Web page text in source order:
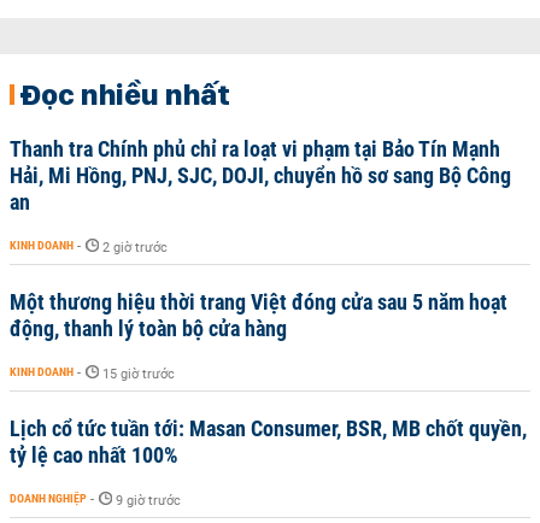
Đọc nhiều nhất
Thanh tra Chính phủ chỉ ra loạt vi phạm tại Bảo Tín Mạnh
Hải, Mi Hồng, PNJ, SJC, DOJI, chuyển hồ sơ sang Bộ Công
an
KINH DOANH - 2 giờ trước
Một thương hiệu thời trang Việt đóng cửa sau 5 năm hoạt
động, thanh lý toàn bộ cửa hàng
KINH DOANH - 15 giờ trước
Lịch cổ tức tuần tới: Masan Consumer, BSR, MB chốt quyền,
tỷ lệ cao nhất 100%
DOANH NGHIỆP - 9 giờ trước